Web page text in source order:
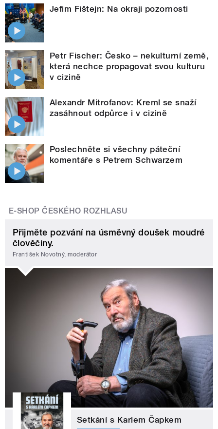
Jefim Fištejn: Na okraji pozornosti
Petr Fischer: Česko – nekulturní země,
která nechce propagovat svou kulturu
v cizině
Alexandr Mitrofanov: Kreml se snaží
zasáhnout odpůrce i v cizině
Poslechněte si všechny páteční
komentáře s Petrem Schwarzem
E-SHOP ČESKÉHO ROZHLASU
Přijměte pozvání na úsměvný doušek moudré
člověčiny.
František Novotný, moderátor
Setkání s Karlem Čapkem